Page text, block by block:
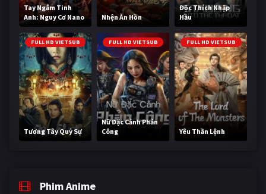
Tay Ngắm Tinh
Anh: Nguy Cơ Nano
Nhện Ăn Hồn
Độc Thích Nhập
Hầu
FULL HD VIETSUB
Tương Tây Quỷ Sự
FULL HD VIETSUB
Nữ Đặc Cảnh Phản
Công
FULL HD VIETSUB
Yêu Thần Lệnh
Phim Anime